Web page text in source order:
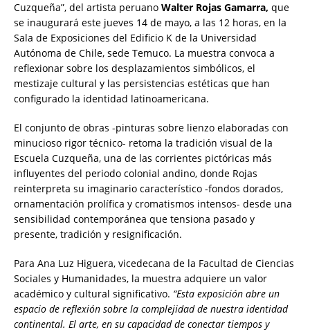
Cuzqueña”, del artista peruano Walter Rojas Gamarra, que
se inaugurará este jueves 14 de mayo, a las 12 horas, en la
Sala de Exposiciones del Edificio K de la Universidad
Autónoma de Chile, sede Temuco. La muestra convoca a
reflexionar sobre los desplazamientos simbólicos, el
mestizaje cultural y las persistencias estéticas que han
configurado la identidad latinoamericana.
El conjunto de obras -pinturas sobre lienzo elaboradas con
minucioso rigor técnico- retoma la tradición visual de la
Escuela Cuzqueña, una de las corrientes pictóricas más
influyentes del periodo colonial andino, donde Rojas
reinterpreta su imaginario característico -fondos dorados,
ornamentación prolífica y cromatismos intensos- desde una
sensibilidad contemporánea que tensiona pasado y
presente, tradición y resignificación.
Para Ana Luz Higuera, vicedecana de la Facultad de Ciencias
Sociales y Humanidades, la muestra adquiere un valor
académico y cultural significativo. “Esta exposición abre un
espacio de reflexión sobre la complejidad de nuestra identidad
continental. El arte, en su capacidad de conectar tiempos y